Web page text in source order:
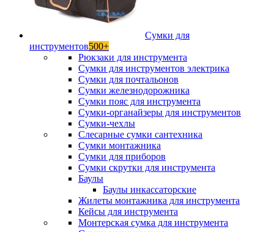
Сумки для
инструментов500+
Рюкзаки для инструмента
Сумки для инструментов электрика
Сумки для почтальонов
Сумки железнодорожника
Сумки пояс для инструмента
Сумки-органайзеры для инструментов
Сумки-чехлы
Слесарные сумки сантехника
Сумки монтажника
Сумки для приборов
Сумки скрутки для инструмента
Баулы
Баулы инкассаторские
Жилеты монтажника для инструмента
Кейсы для инструмента
Монтерская сумка для инструмента